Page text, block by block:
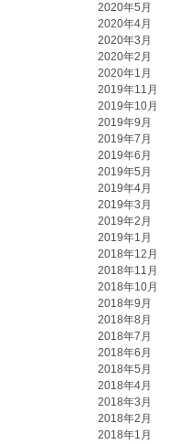
2020年5月
2020年4月
2020年3月
2020年2月
2020年1月
2019年11月
2019年10月
2019年9月
2019年7月
2019年6月
2019年5月
2019年4月
2019年3月
2019年2月
2019年1月
2018年12月
2018年11月
2018年10月
2018年9月
2018年8月
2018年7月
2018年6月
2018年5月
2018年4月
2018年3月
2018年2月
2018年1月